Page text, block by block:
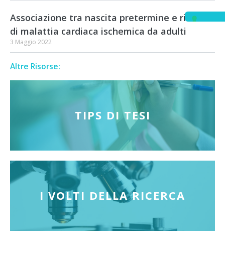
Associazione tra nascita pretermine e rischio
di malattia cardiaca ischemica da adulti
3 Maggio 2022
Altre Risorse:
TIPS DI TESI
I VOLTI DELLA RICERCA